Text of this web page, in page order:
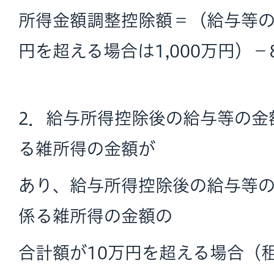
所得金額調整控除額＝（給与等
円を超える場合は1,000万円）
2．給与所得控除後の給与等の
る雑所得の金額が
あり、給与所得控除後の給与等
係る雑所得の金額の
合計額が10万円を超える場合（